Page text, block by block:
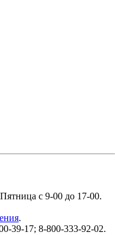
с 9-00 до 17-00.
.
39-17; 8-800-333-92-02.